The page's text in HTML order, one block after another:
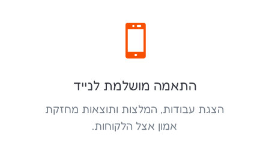

התאמה מושלמת לנייד
הצגת עבודות, המלצות ותוצאות מחזקת
אמון אצל הלקוחות.